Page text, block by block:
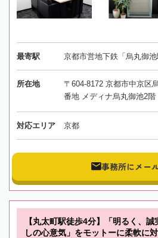
最寄駅 京都市営地下鉄「烏丸御
所在地
〒604-8172 京都市中京区
番地 メディナ烏丸御池2階
対応エリア 京都
事務所にメー
【丸太町駅徒歩4分】「明るく、
しの心意気」をモットーに柔軟に